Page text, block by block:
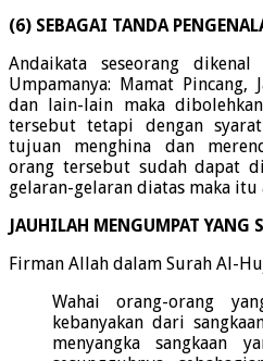
(6) SEBAGAI TANDA
Andaikata seseorang
Umpamanya: Mamat Pincang,
dan lain-lain maka
tersebut tetapi dengan
tujuan menghina dan
orang tersebut sudah dapat
gelaran-gelaran diatas maka
JAUHILAH MENGUMPAT YANG
Firman Allah dalam Surah Al-
Wahai orang-orang
kebanyakan dari
menyangka sangkaan